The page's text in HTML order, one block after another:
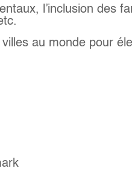
l’inclusion des
au monde pour